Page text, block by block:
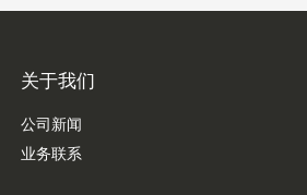
关于我们
公司新闻
业务联系